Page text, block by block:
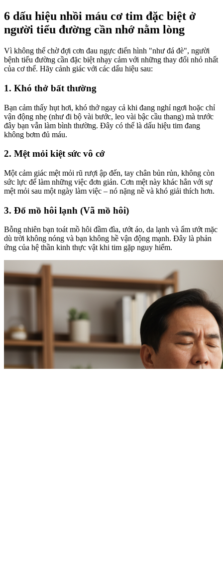
6 dấu hiệu nhồi máu cơ tim đặc biệt ở
người tiểu đường cần nhớ nằm lòng
Vì không thể chờ đợi cơn đau ngực điển hình "như đá đè", người
bệnh tiểu đường cần đặc biệt nhạy cảm với những thay đổi nhỏ nhất
của cơ thể. Hãy cảnh giác với các dấu hiệu sau:
1. Khó thở bất thường
Bạn cảm thấy hụt hơi, khó thở ngay cả khi đang nghỉ ngơi hoặc chỉ
vận động nhẹ (như đi bộ vài bước, leo vài bậc cầu thang) mà trước
đây bạn vẫn làm bình thường. Đây có thể là dấu hiệu tim đang
không bơm đủ máu.
2. Mệt mỏi kiệt sức vô cớ
Một cảm giác mệt mỏi rũ rượi ập đến, tay chân bủn rủn, không còn
sức lực để làm những việc đơn giản. Cơn mệt này khác hẳn với sự
mệt mỏi sau một ngày làm việc – nó nặng nề và khó giải thích hơn.
3. Đổ mồ hôi lạnh (Vã mồ hôi)
Bỗng nhiên bạn toát mồ hôi đầm đìa, ướt áo, da lạnh và ẩm ướt mặc
dù trời không nóng và bạn không hề vận động mạnh. Đây là phản
ứng của hệ thần kinh thực vật khi tim gặp nguy hiểm.